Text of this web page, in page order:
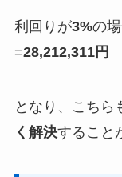
利回りが3%の
=28,212,311円
となり、こちら
く解決すること